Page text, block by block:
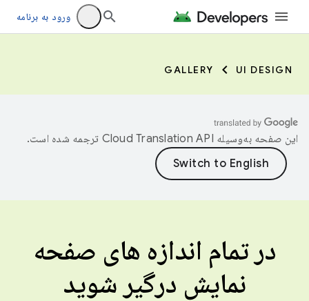
ورود به برنامه
UI DESIGN
GALLERY
این صفحه به‌وسیله ترجمه شده است.
در تمام اندازه های صفحه
نمایش درگیر شوید